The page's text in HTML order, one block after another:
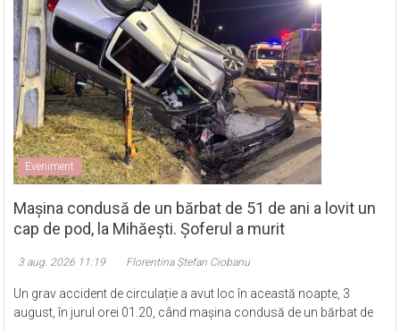
Eveniment
Mașina condusă de un bărbat de 51 de ani a lovit un
cap de pod, la Mihăești. Șoferul a murit
3 aug. 2026 11:19 Florentina Ștefan Ciobanu
Un grav accident de circulație a avut loc în această noapte, 3
august, în jurul orei 01.20, când mașina condusă de un bărbat de